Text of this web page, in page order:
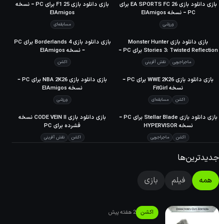
META70
بازی دانلود بازی EA SPORTS FC 26 برای
PC – نسخه ElAmigos
ورزشی
META 70
بازی دانلود بازی F1 25 برای PC – نسخه
ElAmigos
مسابقه‌ای
META70
بازی دانلود بازی Monster Hunter
Stories 3: Twisted Reflection برای PC –
نسخه ElAmigos
ماجراجویی نقش آفرینی
META70
بازی دانلود بازی Borderlands 4 برای PC
– نسخه ElAmigos
اکشن
META70
بازی دانلود بازی WWE 2K26 برای PC –
نسخه FitGirl
اکشن مسابقه‌ای
META 70
بازی دانلود بازی NBA 2K26 برای PC –
نسخه ElAmigos
ورزشی
META70
بازی دانلود بازی Stellar Blade برای PC –
نسخه HYPERVlSOR
اکشن ماجراجویی
بازی دانلود بازی CODE VEIN II نسخه
فشرده برای PC
اکشن نقش آفرینی
جدیدترین‌ها
همه فیلم بازی
اکشن 2 هفته پیش